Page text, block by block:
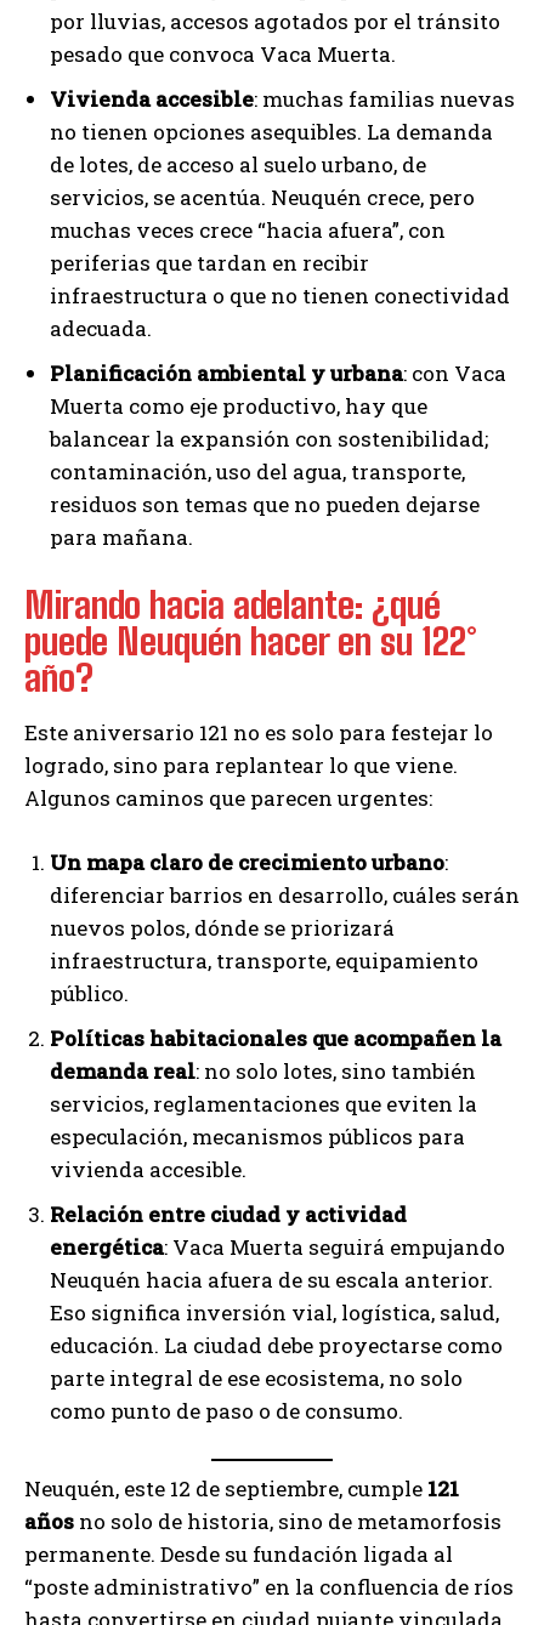
por lluvias, accesos agotados por el tránsito
pesado que convoca Vaca Muerta.
Vivienda accesible: muchas familias nuevas
no tienen opciones asequibles. La demanda
de lotes, de acceso al suelo urbano, de
servicios, se acentúa. Neuquén crece, pero
muchas veces crece “hacia afuera”, con
periferias que tardan en recibir
infraestructura o que no tienen conectividad
adecuada.
Planificación ambiental y urbana: con Vaca
Muerta como eje productivo, hay que
balancear la expansión con sostenibilidad;
contaminación, uso del agua, transporte,
residuos son temas que no pueden dejarse
para mañana.
Mirando hacia adelante: ¿qué
puede Neuquén hacer en su 122°
año?
Este aniversario 121 no es solo para festejar lo
logrado, sino para replantear lo que viene.
Algunos caminos que parecen urgentes:
Un mapa claro de crecimiento urbano:
diferenciar barrios en desarrollo, cuáles serán
nuevos polos, dónde se priorizará
infraestructura, transporte, equipamiento
público.
Políticas habitacionales que acompañen la
demanda real: no solo lotes, sino también
servicios, reglamentaciones que eviten la
especulación, mecanismos públicos para
vivienda accesible.
Relación entre ciudad y actividad
energética: Vaca Muerta seguirá empujando
Neuquén hacia afuera de su escala anterior.
Eso significa inversión vial, logística, salud,
educación. La ciudad debe proyectarse como
parte integral de ese ecosistema, no solo
como punto de paso o de consumo.
Neuquén, este 12 de septiembre, cumple 121
años no solo de historia, sino de metamorfosis
permanente. Desde su fundación ligada al
“poste administrativo” en la confluencia de ríos
hasta convertirse en ciudad pujante vinculada